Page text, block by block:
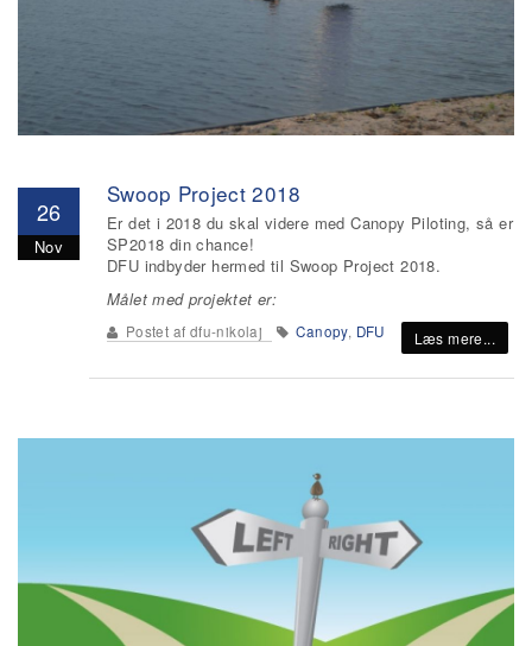
26
Nov
Swoop Project 2018
Er det i 2018 du skal videre med Canopy Piloting, så er
SP2018 din chance!
DFU indbyder hermed til Swoop Project 2018.
Målet med projektet er:
Postet af dfu-nikolaj Canopy, DFU Læs mere...